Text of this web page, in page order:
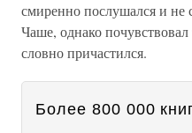
смиренно послушался и не
Чаше, однако
словно причастился.
Более 800 000